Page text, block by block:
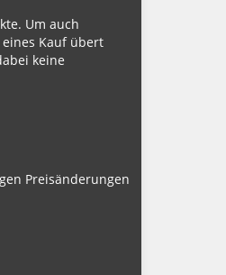
Um auch
Kauf übert
keine
Preisänderungen